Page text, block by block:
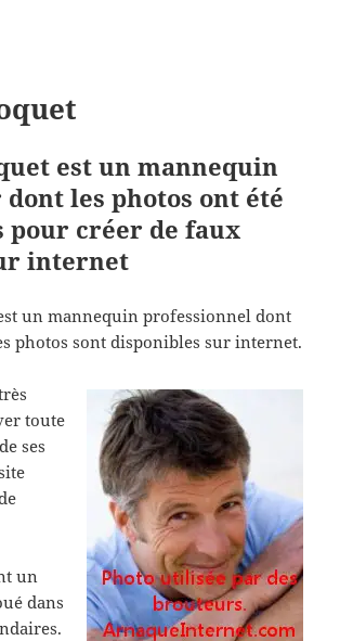
est un mannequin
les photos ont été
pour créer de faux
internet
un mannequin professionnel dont
photos sont disponibles sur internet.
toute
ses
un
dans